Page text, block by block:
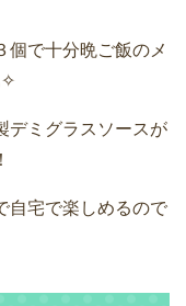
個で十分晩ご飯のメ
インのおかずに出来る位です(๑•̀ㅂ•́)و✧
デミグラスソースが
自宅で楽しめるので